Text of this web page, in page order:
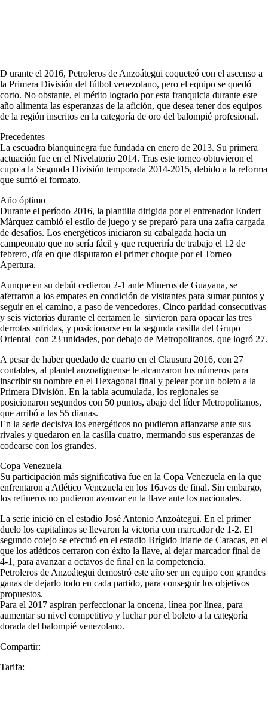
D urante el 2016, Petroleros de Anzoátegui coqueteó con el ascenso a
la Primera División del fútbol venezolano, pero el equipo se quedó
corto. No obstante, el mérito logrado por esta franquicia durante este
año alimenta las esperanzas de la afición, que desea tener dos equipos
de la región inscritos en la categoría de oro del balompié profesional.
Precedentes
La escuadra blanquinegra fue fundada en enero de 2013. Su primera
actuación fue en el Nivelatorio 2014. Tras este torneo obtuvieron el
cupo a la Segunda División temporada 2014-2015, debido a la reforma
que sufrió el formato.
Año óptimo
Durante el período 2016, la plantilla dirigida por el entrenador Endert
Márquez cambió el estilo de juego y se preparó para una zafra cargada
de desafíos. Los energéticos iniciaron su cabalgada hacía un
campeonato que no sería fácil y que requeriría de trabajo el 12 de
febrero, día en que disputaron el primer choque por el Torneo
Apertura.
Aunque en su debút cedieron 2-1 ante Mineros de Guayana, se
aferraron a los empates en condición de visitantes para sumar puntos y
seguir en el camino, a paso de vencedores. Cinco paridad consecutivas
y seis victorias durante el certamen le sirvieron para opacar las tres
derrotas sufridas, y posicionarse en la segunda casilla del Grupo
Oriental con 23 unidades, por debajo de Metropolitanos, que logró 27.
A pesar de haber quedado de cuarto en el Clausura 2016, con 27
contables, al plantel anzoatiguense le alcanzaron los números para
inscribir su nombre en el Hexagonal final y pelear por un boleto a la
Primera División. En la tabla acumulada, los regionales se
posicionaron segundos con 50 puntos, abajo del líder Metropolitanos,
que arribó a las 55 dianas.
En la serie decisiva los energéticos no pudieron afianzarse ante sus
rivales y quedaron en la casilla cuatro, mermando sus esperanzas de
codearse con los grandes.
Copa Venezuela
Su participación más significativa fue en la Copa Venezuela en la que
enfrentaron a Atlético Venezuela en los 16avos de final. Sin embargo,
los refineros no pudieron avanzar en la llave ante los nacionales.
La serie inició en el estadio José Antonio Anzoátegui. En el primer
duelo los capitalinos se llevaron la victoria con marcador de 1-2. El
segundo cotejo se efectuó en el estadio Brígido Iriarte de Caracas, en el
que los atléticos cerraron con éxito la llave, al dejar marcador final de
4-1, para avanzar a octavos de final en la competencia.
Petroleros de Anzoátegui demostró este año ser un equipo con grandes
ganas de dejarlo todo en cada partido, para conseguir los objetivos
propuestos.
Para el 2017 aspiran perfeccionar la oncena, línea por línea, para
aumentar su nivel competitivo y luchar por el boleto a la categoría
dorada del balompié venezolano.
Compartir:
Tarifa: